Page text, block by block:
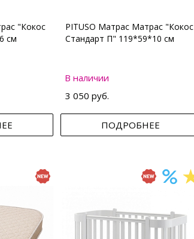
"Кокос
см
PITUSO Матрас Матрас "Кокос
Стандарт П" 119*59*10 см
В наличии
3 050 руб.
ПОДРОБНЕЕ